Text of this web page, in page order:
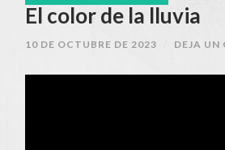
El color de la lluvia
10 DE OCTUBRE DE 2023 DEJA UN